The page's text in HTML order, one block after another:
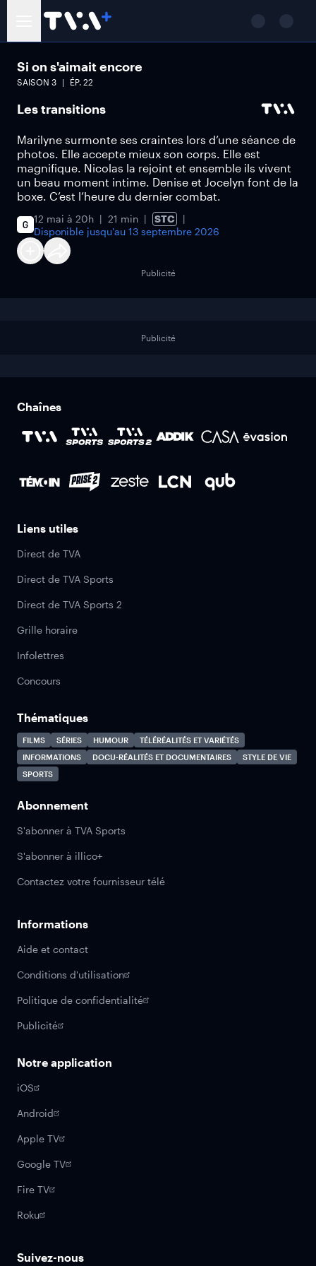
Si on s'aimait encore
SAISON 3 ÉP. 22
Les transitions
Marilyne surmonte ses craintes lors d’une séance de
photos. Elle accepte mieux son corps. Elle est
magnifique. Nicolas la rejoint et ensemble ils vivent
un beau moment intime. Denise et Jocelyn font de la
boxe. C’est l’heure du dernier combat.
12 mai à 20h 21 min
STC
Disponible jusqu'au 13 septembre 2026
Publicité
Publicité
Chaînes
Liens utiles
Direct de TVA
Direct de TVA Sports
Direct de TVA Sports 2
Grille horaire
Infolettres
Concours
Thématiques
FILMS SÉRIES HUMOUR
TÉLÉRÉALITÉS ET VARIÉTÉS
INFORMATIONS
DOCU-RÉALITÉS ET DOCUMENTAIRES
STYLE DE VIE
SPORTS
Abonnement
S'abonner à TVA Sports
S'abonner à illico+
Contactez votre fournisseur télé
Informations
Aide et contact
Conditions d'utilisation
Politique de confidentialité
Publicité
Notre application
iOS
Android
Apple TV
Google TV
Fire TV
Roku
Suivez-nous